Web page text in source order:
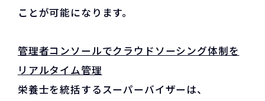
ことが可能になります。
管理者コンソールでクラウドソーシング体制を
リアルタイム管理
栄養士を統括するスーパーバイザーは、